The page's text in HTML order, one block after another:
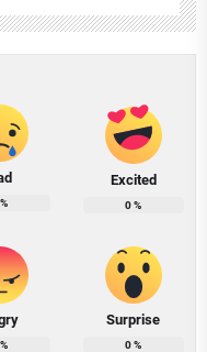
%
Excited
0%
%
Surprise
0%